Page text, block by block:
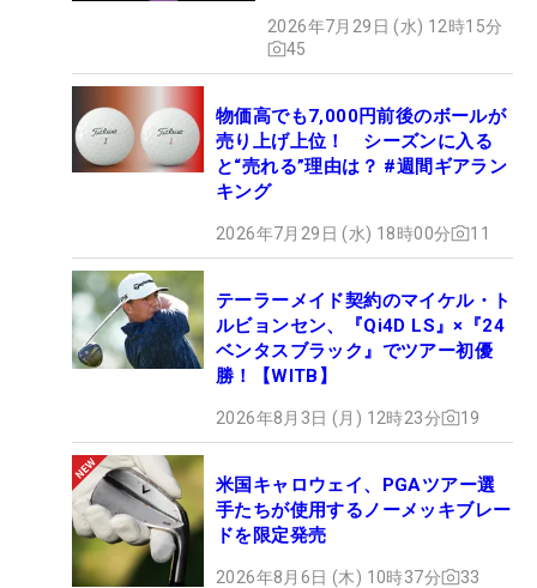
2026年7月29日 (水) 12時15分
45
物価高でも7,000円前後のボールが
売り上げ上位！ シーズンに入る
と“売れる”理由は？ #週間ギアラン
キング
2026年7月29日 (水) 18時00分 11
テーラーメイド契約のマイケル・ト
ルビョンセン、『Qi4D LS』×『24
ベンタスブラック』でツアー初優
勝！【WITB】
2026年8月3日 (月) 12時23分 19
米国キャロウェイ、PGAツアー選
手たちが使用するノーメッキブレー
ドを限定発売
2026年8月6日 (木) 10時37分 33